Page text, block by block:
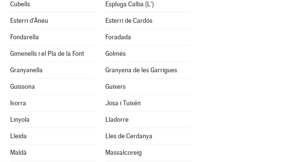
Cubells Espluga Calba (L')
Esterri d'Àneu Esterri de Cardós
Fondarella Foradada
Gimenells i el Pla de la Font Golmés
Granyanella Granyena de les Garrigues
Guissona Guixers
Ivorra Josa i Tuixén
Linyola Lladorre
Lleida Lles de Cerdanya
Maldà Massalcoreig